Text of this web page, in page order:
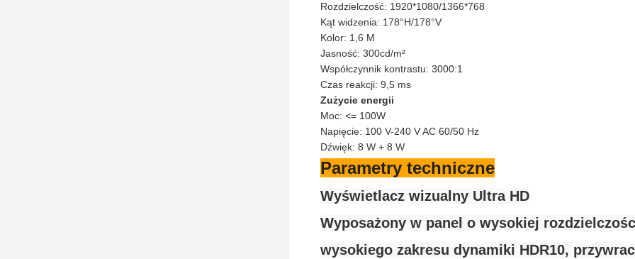
Rozdzielczość: 1920*1080/1366*768
Kąt widzenia: 178°H/178°V
Kolor: 1,6 M
Jasność: 300cd/m²
Współczynnik kontrastu: 3000:1
Czas reakcji: 9,5 ms
Zużycie energii
Moc: <= 100W
Napięcie: 100 V-240 V AC 60/50 Hz
Dźwięk: 8 W + 8 W
Parametry techniczne
Wyświetlacz wizualny Ultra HD
Wyposażony w panel o wysokiej
wysokiego zakresu dynamiki HDR10,